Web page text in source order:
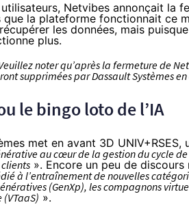
utilisateurs, Netvibes annonçait la
la plateforme fonctionnait ce
les données, mais
plus.
noter qu’après la fermeture de
supprimées par Dassault Systèmes
le bingo loto de l’IA
met en avant 3D UNIV+RSES,
au cœur de la gestion du cycle
». Encore un peu de discours
à l’entraînement de nouvelles
(GenXp), les compagnons
».